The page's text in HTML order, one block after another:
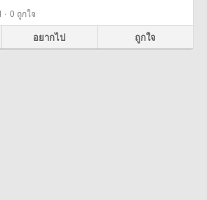
· 0 ถูกใจ
อยากไป ถูกใจ